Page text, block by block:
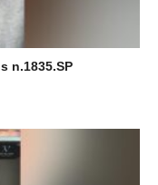
n.1835.SP